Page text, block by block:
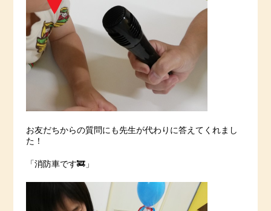
お友だちからの質問にも先生が代わりに答えてくれまし
た！
「消防車です🚒」